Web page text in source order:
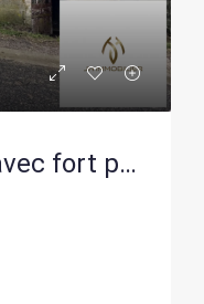
Maison à rénover avec fort potentiel à Vezins-de-Lévézou (12)